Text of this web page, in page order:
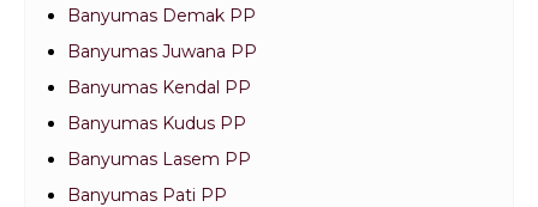
Banyumas Demak PP
Banyumas Juwana PP
Banyumas Kendal PP
Banyumas Kudus PP
Banyumas Lasem PP
Banyumas Pati PP